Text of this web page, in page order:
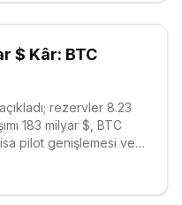
$ Kâr: BTC
rezervler 8.23
183 milyar $, BTC
pilot genişlemesi ve